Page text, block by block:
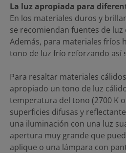
La luz apropiada para
En los materiales duros y
se recomiendan fuentes de luz
Además, para materiales fríos
tono de luz frío reforzando así
Para resaltar materiales
apropiado un tono de luz
temperatura del tono (2700 K o
superficies difusas y
una iluminación con una luz
apertura muy grande que
aplique o una lámpara con